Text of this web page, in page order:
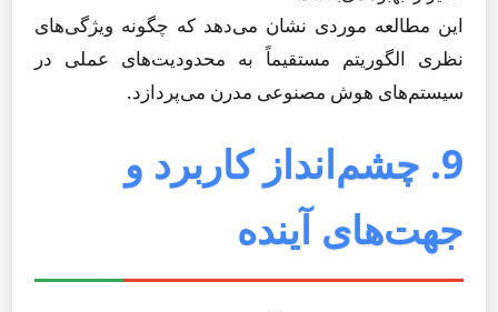
این مطالعه موردی نشان می‌دهد که چگونه ویژگی‌های
نظری الگوریتم مستقیماً به محدودیت‌های عملی در
سیستم‌های هوش مصنوعی مدرن می‌پردازد.
9. چشم‌انداز کاربرد و
جهت‌های آینده